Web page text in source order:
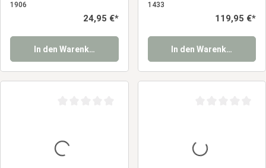
1906
Regulärer Preis:
24,95 €*
In den Warenkorb
1433
Regulärer Preis:
119,95 €*
In den Warenkorb